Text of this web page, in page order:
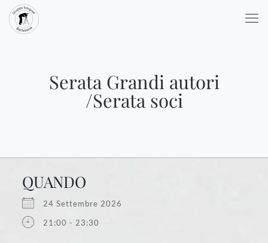
Serata Grandi autori
/Serata soci
QUANDO
24 Settembre 2026
21:00 - 23:30